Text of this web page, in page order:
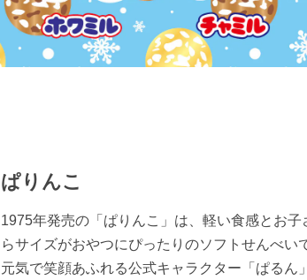
ぱりんこ
1975年発売の「ぱりんこ」は、軽い食感とお子
らサイズがおやつにぴったりのソフトせんべい
元気で笑顔あふれる公式キャラクター「ぱるん